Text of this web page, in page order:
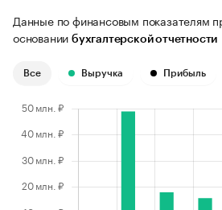
Данные по финансовым показателям
основании бухгалтерской отчетности
Все Выручка Прибыль